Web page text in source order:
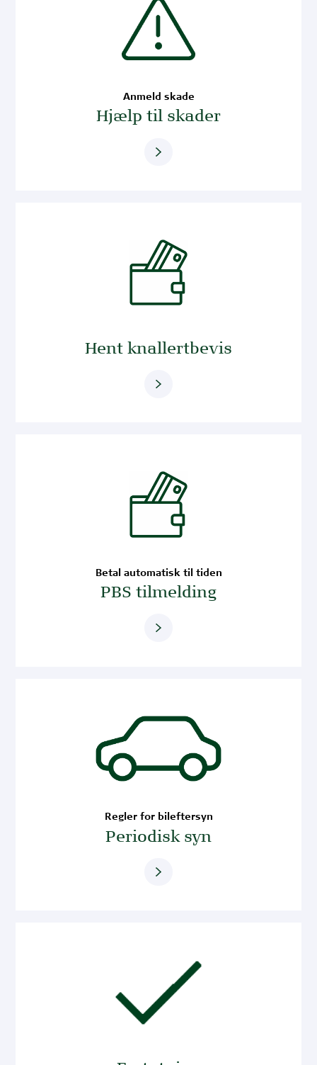
Anmeld skade
Hjælp til skader
Hent knallertbevis
Betal automatisk til tiden
PBS tilmelding
Regler for bileftersyn
Periodisk syn